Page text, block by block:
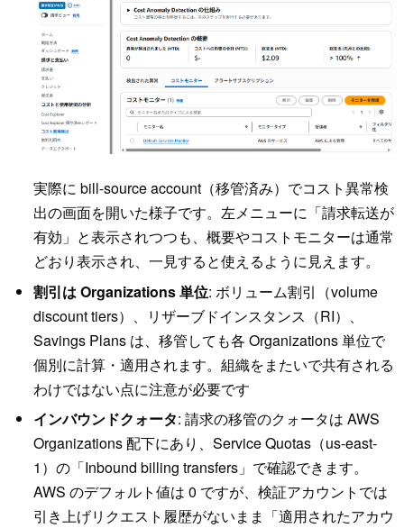
実際に bill-source account（移管済み）でコスト異常検
出の画面を開いた様子です。左メニューに「請求転送が
有効」と表示されつつも、概要やコストモニターは通常
どおり表示され、一見すると使えるように見えます。
割引は Organizations 単位: ボリューム割引（volume
discount tiers）、リザーブドインスタンス（RI）、
Savings Plans は、移管しても各 Organizations 単位で
個別に計算・適用されます。組織をまたいで共有される
わけではない点に注意が必要です
インバウンドクォータ: 請求の移管のクォータは AWS
Organizations 配下にあり、Service Quotas（us-east-
1）の「Inbound billing transfers」で確認できます。
AWS のデフォルト値は 0 ですが、検証アカウントでは
引き上げリクエスト履歴がないまま「適用されたアカウ